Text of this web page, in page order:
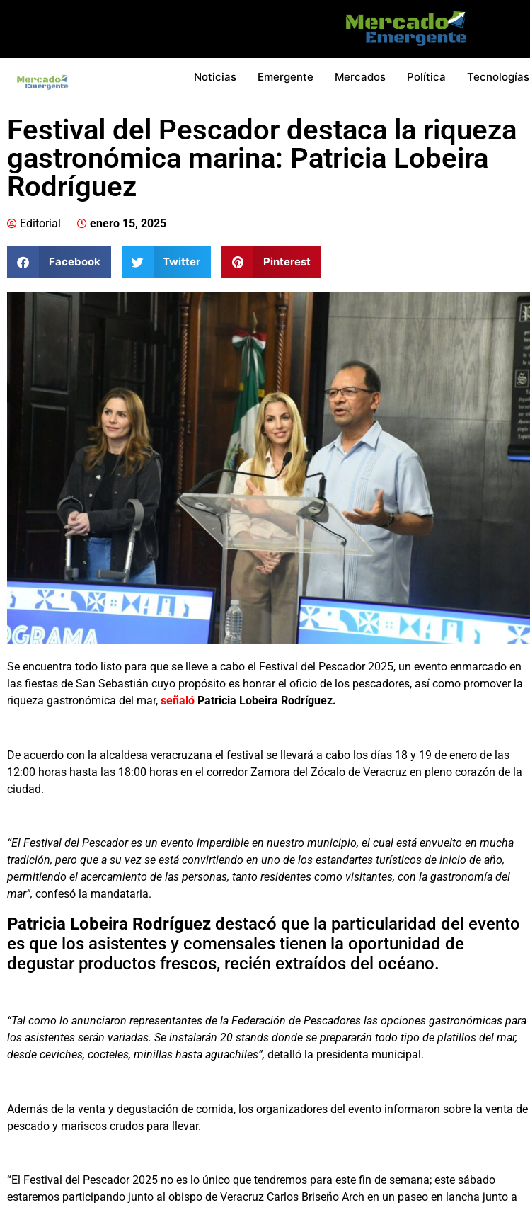
Noticias Emergente Mercados Política Tecnologías
Festival del Pescador destaca la riqueza
gastronómica marina: Patricia Lobeira
Rodríguez
Editorial enero 15, 2025
Facebook Twitter Pinterest
Se encuentra todo listo para que se lleve a cabo el Festival del Pescador 2025, un evento enmarcado en
las fiestas de San Sebastián cuyo propósito es honrar el oficio de los pescadores, así como promover la
riqueza gastronómica del mar, señaló Patricia Lobeira Rodríguez.
De acuerdo con la alcaldesa veracruzana el festival se llevará a cabo los días 18 y 19 de enero de las
12:00 horas hasta las 18:00 horas en el corredor Zamora del Zócalo de Veracruz en pleno corazón de la
ciudad.
“El Festival del Pescador es un evento imperdible en nuestro municipio, el cual está envuelto en mucha
tradición, pero que a su vez se está convirtiendo en uno de los estandartes turísticos de inicio de año,
permitiendo el acercamiento de las personas, tanto residentes como visitantes, con la gastronomía del
mar”, confesó la mandataria.
Patricia Lobeira Rodríguez destacó que la particularidad del evento
es que los asistentes y comensales tienen la oportunidad de
degustar productos frescos, recién extraídos del océano.
“Tal como lo anunciaron representantes de la Federación de Pescadores las opciones gastronómicas para
los asistentes serán variadas. Se instalarán 20 stands donde se prepararán todo tipo de platillos del mar,
desde ceviches, cocteles, minillas hasta aguachiles”, detalló la presidenta municipal.
Además de la venta y degustación de comida, los organizadores del evento informaron sobre la venta de
pescado y mariscos crudos para llevar.
“El Festival del Pescador 2025 no es lo único que tendremos para este fin de semana; este sábado
estaremos participando junto al obispo de Veracruz Carlos Briseño Arch en un paseo en lancha junto a